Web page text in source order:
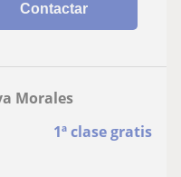
Contactar
1ª clase gratis
Morales